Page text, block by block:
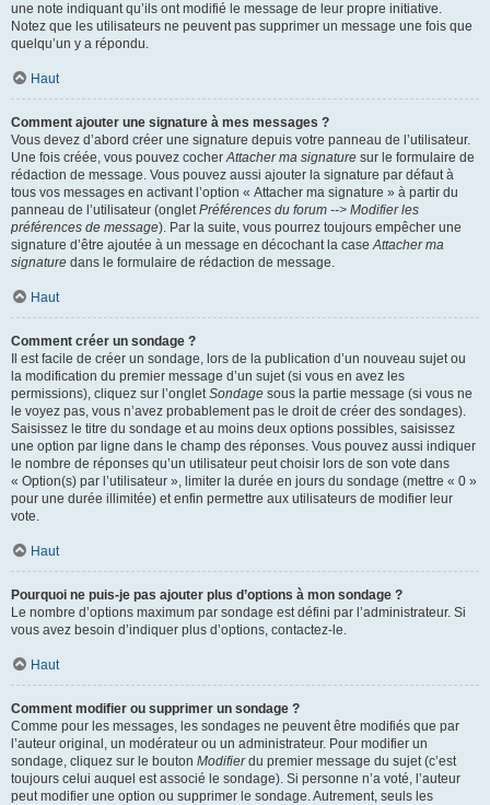
une note indiquant qu’ils ont modifié le message de leur propre initiative.
Notez que les utilisateurs ne peuvent pas supprimer un message une fois que
quelqu’un y a répondu.
Haut
Comment ajouter une signature à mes messages ?
Vous devez d’abord créer une signature depuis votre panneau de l’utilisateur.
Une fois créée, vous pouvez cocherAttacher ma signature sur le formulaire de
rédaction de message. Vous pouvez aussi ajouter la signature par défaut à
tous vos messages en activant l’option « Attacher ma signature » à partir du
panneau de l’utilisateur (ongletPréférences du forum --> Modifier les
préférences de message). Par la suite, vous pourrez toujours empêcher une
signature d’être ajoutée à un message en décochant la caseAttacher ma
signature dans le formulaire de rédaction de message.
Haut
Comment créer un sondage ?
Il est facile de créer un sondage, lors de la publication d’un nouveau sujet ou
la modification du premier message d’un sujet (si vous en avez les
permissions), cliquez sur l’ongletSondage sous la partie message (si vous ne
le voyez pas, vous n’avez probablement pas le droit de créer des sondages).
Saisissez le titre du sondage et au moins deux options possibles, saisissez
une option par ligne dans le champ des réponses. Vous pouvez aussi indiquer
le nombre de réponses qu’un utilisateur peut choisir lors de son vote dans
« Option(s) par l’utilisateur », limiter la durée en jours du sondage (mettre « 0 »
pour une durée illimitée) et enfin permettre aux utilisateurs de modifier leur
vote.
Haut
Pourquoi ne puis-je pas ajouter plus d’options à mon sondage ?
Le nombre d’options maximum par sondage est défini par l’administrateur. Si
vous avez besoin d’indiquer plus d’options, contactez-le.
Haut
Comment modifier ou supprimer un sondage ?
Comme pour les messages, les sondages ne peuvent être modifiés que par
l’auteur original, un modérateur ou un administrateur. Pour modifier un
sondage, cliquez sur le bouton Modifierdu premier message du sujet (c’est
toujours celui auquel est associé le sondage). Si personne n’a voté, l’auteur
peut modifier une option ou supprimer le sondage. Autrement, seuls les